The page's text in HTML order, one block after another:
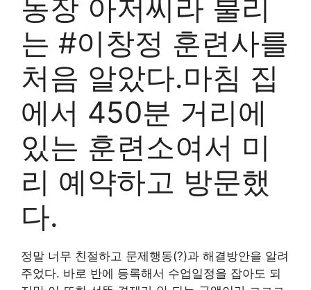
농장 아저씨라 불리
는 #이창정 훈련사를
처음 알았다.마침 집
에서 450분 거리에
있는 훈련소여서 미
리 예약하고 방문했
다.
정말 너무 친절하고 문제행동(?)과 해결방안을 알려
주었다. 바로 반에 등록해서 수업일정을 잡아도 되